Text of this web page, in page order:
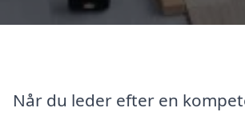
Når du leder efter en